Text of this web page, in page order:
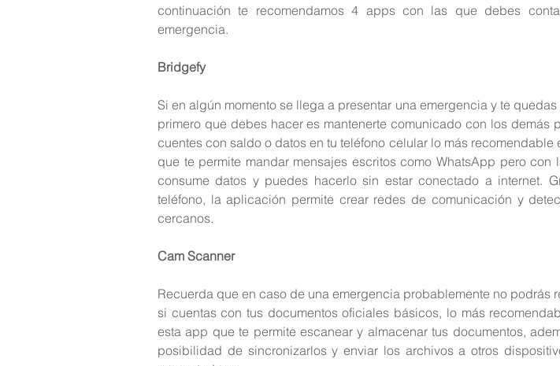
continuación te recomendamos 4 apps con las que debes
emergencia.
Bridgefy
Si en algún momento se llega a presentar una emergencia y te
primero que debes hacer es mantenerte comunicado con los demás
cuentes con saldo o datos en tu teléfono celular lo más recomendable
que te permite mandar mensajes escritos como WhatsApp pero
consume datos y puedes hacerlo sin estar conectado a internet.
teléfono, la aplicación permite crear redes de comunicación y
cercanos.
Cam Scanner
Recuerda que en caso de una emergencia probablemente no podrás
si cuentas con tus documentos oficiales básicos, lo más
esta app que te permite escanear y almacenar tus documentos,
posibilidad de sincronizarlos y enviar los archivos a otros